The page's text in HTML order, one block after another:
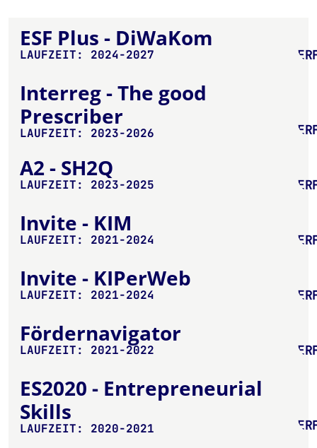
ESF Plus - DiWaKom
LAUFZEIT: 2024-2027
Interreg - The good
Prescriber
LAUFZEIT: 2023-2026
A2 - SH2Q
LAUFZEIT: 2023-2025
Invite - KIM
LAUFZEIT: 2021-2024
Invite - KIPerWeb
LAUFZEIT: 2021-2024
Fördernavigator
LAUFZEIT: 2021-2022
ES2020 - Entrepreneurial
Skills
LAUFZEIT: 2020-2021